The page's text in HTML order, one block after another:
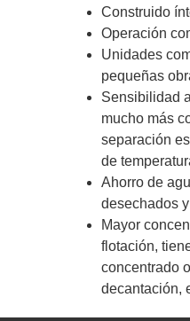
Construido
Operación
Unidades
pequeñas
Sensibilidad
mucho más
separación
de
Ahorro de
desechados
Mayor
flotación,
concentrado
decantación,